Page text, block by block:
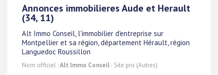
Annonces immobilieres Aude et Herault
(34, 11)
Alt Immo Conseil, l'immobilier d'entreprise sur
Montpellier et sa région, département Hérault, région
Languedoc Roussillon
Nom officiel :Alt Immo Conseil- Site pro (Autres)